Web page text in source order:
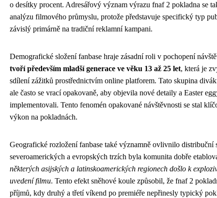
o desítky procent. Adresářový význam výrazu fnaf 2 pokladna se
analýzu filmového průmyslu, protože představuje specifický typ
závislý primárně na tradiční reklamní kampani.
Demografické složení fanbase hraje zásadní roli v pochopení
tvoří především mladší generace ve věku 13 až 25 let, která je
sdílení zážitků prostřednictvím online platforem. Tato skupina
ale často se vrací opakovaně, aby objevila nové detaily a Easter
implementovali. Tento fenomén opakované návštěvnosti se stal
výkon na pokladnách.
Geografické rozložení fanbase také významně ovlivnilo distribuční
severoamerických a evropských trzích byla komunita dobře
některých asijských a latinskoamerických regionech došlo k
uvedení filmu. Tento efekt sněhové koule způsobil, že fnaf 2
příjmů, kdy druhý a třetí víkend po premiéře nepřinesly typický